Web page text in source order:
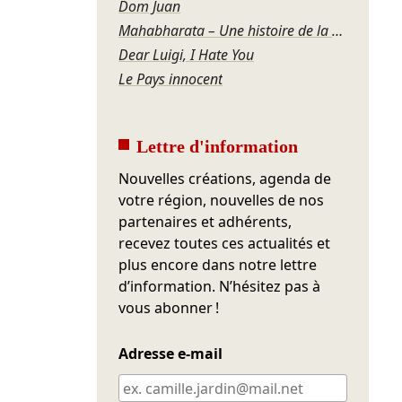
Dom Juan
Mahabharata – Une histoire de la violence
Dear Luigi, I Hate You
Le Pays innocent
Lettre d'information
Nouvelles créations, agenda de
votre région, nouvelles de nos
partenaires et adhérents,
recevez toutes ces actualités et
plus encore dans notre lettre
d’information. N’hésitez pas à
vous abonner !
Adresse e-mail